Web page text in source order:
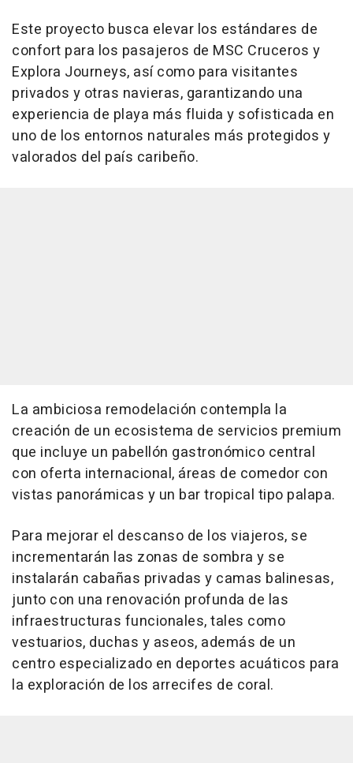
Este proyecto busca elevar los estándares de
confort para los pasajeros de MSC Cruceros y
Explora Journeys, así como para visitantes
privados y otras navieras, garantizando una
experiencia de playa más fluida y sofisticada en
uno de los entornos naturales más protegidos y
valorados del país caribeño.
La ambiciosa remodelación contempla la
creación de un ecosistema de servicios premium
que incluye un pabellón gastronómico central
con oferta internacional, áreas de comedor con
vistas panorámicas y un bar tropical tipo palapa.
Para mejorar el descanso de los viajeros, se
incrementarán las zonas de sombra y se
instalarán cabañas privadas y camas balinesas,
junto con una renovación profunda de las
infraestructuras funcionales, tales como
vestuarios, duchas y aseos, además de un
centro especializado en deportes acuáticos para
la exploración de los arrecifes de coral.